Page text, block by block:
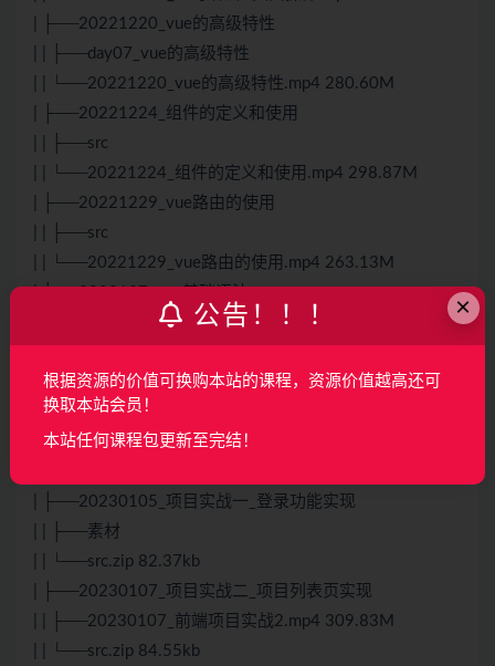
| ├──20221220_vue的高级特性
| | ├──day07_vue的高级特性
| | └──20221220_vue的高级特性.mp4 280.60M
| ├──20221224_组件的定义和使用
| | ├──src
| | └──20221224_组件的定义和使用.mp4 298.87M
| ├──20221229_vue路由的使用
| | ├──src
| | └──20221229_vue路由的使用.mp4 263.13M
| | ├──day06_vue的基本语法
| | └──验证码识别5.mp4 334.76M
| └──20230103_前后端数据交互
| | └──20230103_前后端数据交互.mp4 299.50M
| ├──20230105_项目实战一_登录功能实现
| | ├──素材
| | └──src.zip 82.37kb
| ├──20230107_项目实战二_项目列表页实现
| | ├──20230107_前端项目实战2.mp4 309.83M
| | └──src.zip 84.55kb
×
公告！！！
根据资源的价值可换购本站的课程，资源价值越高还可
换取本站会员！
本站任何课程包更新至完结！